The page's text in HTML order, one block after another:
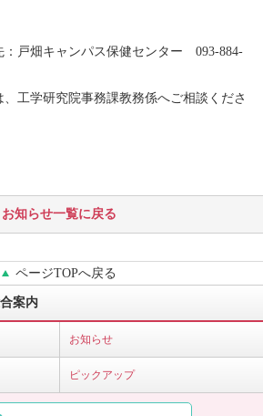
：戸畑キャンパス保健センター 093-884-
工学研究院事務課教務係へご相談くださ
お知らせ一覧に戻る
ページTOPへ戻る
案内
お知らせ
ピックアップ